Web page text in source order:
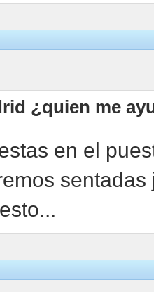
¿quien me
en el